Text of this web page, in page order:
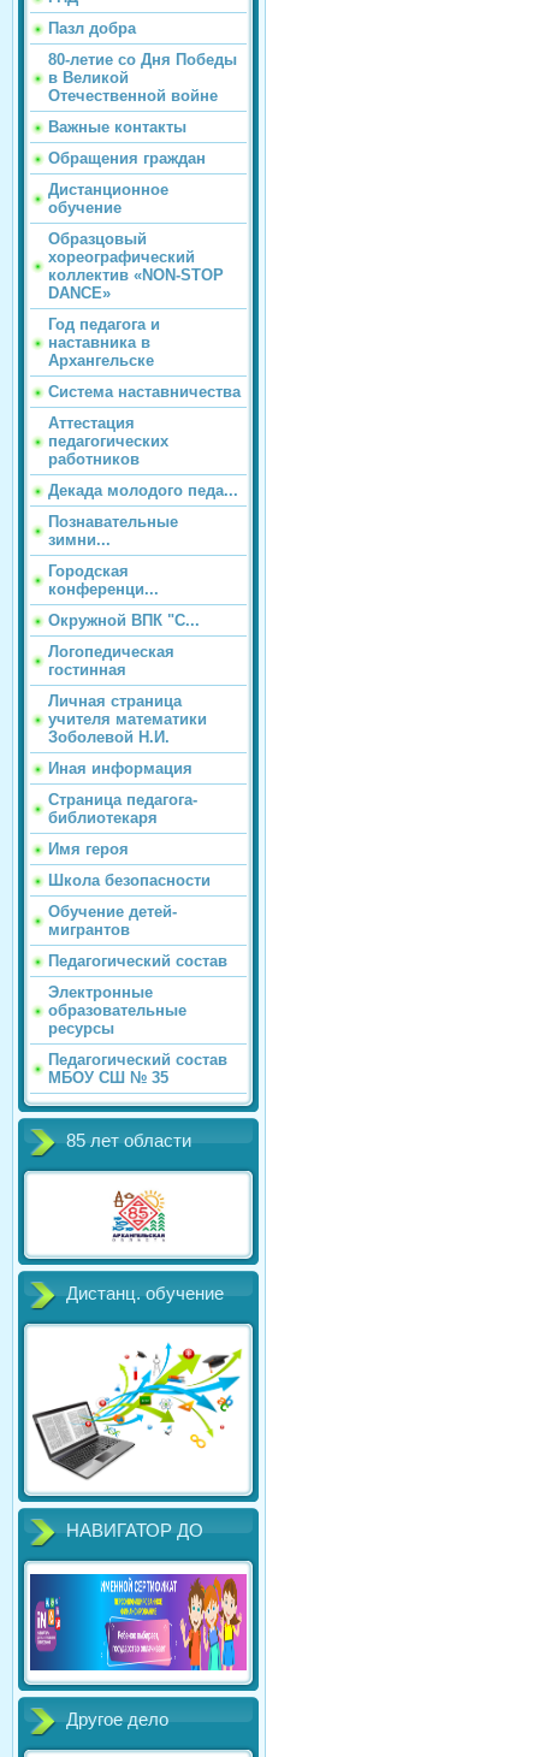
Пазл добра
80-летие со Дня Победы
в Великой
Отечественной войне
Важные контакты
Обращения граждан
Дистанционное
обучение
Образцовый
хореографический
коллектив «NON-STOP
DANCE»
Год педагога и
наставника в
Архангельске
Система наставничества
Аттестация
педагогических
работников
Декада молодого педа...
Познавательные
зимни...
Городская
конференци...
Окружной ВПК "С...
Логопедическая
гостинная
Личная страница
учителя математики
Зоболевой Н.И.
Иная информация
Страница педагога-
библиотекаря
Имя героя
Школа безопасности
Обучение детей-
мигрантов
Педагогический состав
Электронные
образовательные
ресурсы
Педагогический состав
МБОУ СШ № 35
85 лет области
Дистанц. обучение
НАВИГАТОР ДО
Другое дело